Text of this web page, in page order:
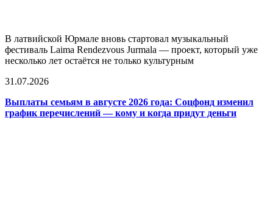
В латвийской Юрмале вновь стартовал музыкальный
фестиваль Laima Rendezvous Jurmala — проект, который уже
несколько лет остаётся не только культурным
31.07.2026
Выплаты семьям в августе 2026 года: Соцфонд изменил
график перечислений — кому и когда придут деньги